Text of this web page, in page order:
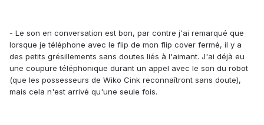
- Le son en conversation est bon, par contre j'ai remarqué que
lorsque je téléphone avec le flip de mon flip cover fermé, il y a
des petits grésillements sans doutes liés à l'aimant. J'ai déjà eu
une coupure téléphonique durant un appel avec le son du robot
(que les possesseurs de Wiko Cink reconnaîtront sans doute),
mais cela n'est arrivé qu'une seule fois.